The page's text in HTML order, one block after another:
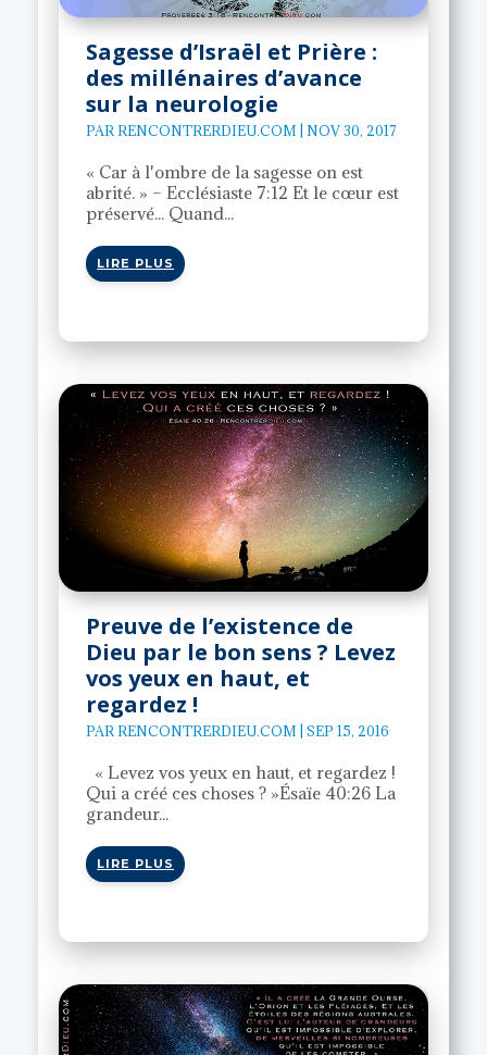
Sagesse d’Israël et Prière :
des millénaires d’avance
sur la neurologie
PARRENCONTRERDIEU.COM |NOV 30, 2017
« Car à l'ombre de la sagesse on est
abrité. » – Ecclésiaste 7:12 Et le cœur est
préservé... Quand...
LIRE PLUS
Preuve de l’existence de
Dieu par le bon sens ? Levez
vos yeux en haut, et
regardez !
PARRENCONTRERDIEU.COM |SEP 15, 2016
« Levez vos yeux en haut, et regardez !
Qui a créé ces choses ? »Ésaïe 40:26 La
grandeur...
LIRE PLUS